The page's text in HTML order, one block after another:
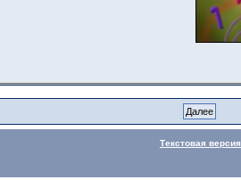
Текстовая версия